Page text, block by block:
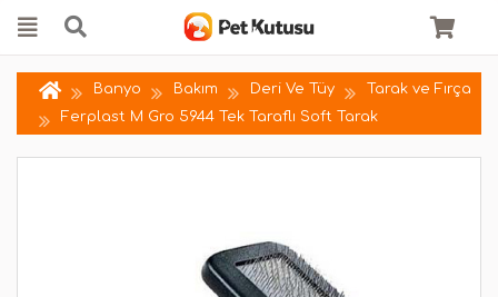
Banyo Bakım Deri Ve Tüy
Tarak ve Fırça
Ferplast M Gro 5944 Tek Taraflı Soft Tarak